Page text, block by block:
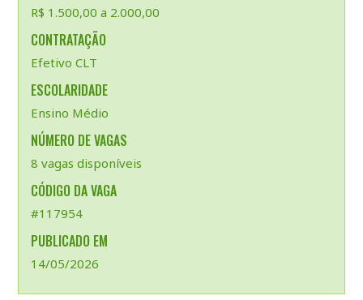
R$ 1.500,00 a 2.000,00
CONTRATAÇÃO
Efetivo CLT
ESCOLARIDADE
Ensino Médio
NÚMERO DE VAGAS
8 vagas disponíveis
CÓDIGO DA VAGA
#117954
PUBLICADO EM
14/05/2026